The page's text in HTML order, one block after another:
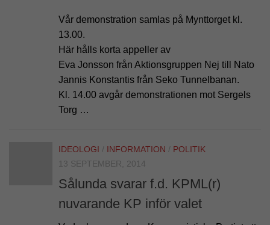
Vår demonstration samlas på Mynttorget kl.
13.00.
Här hålls korta appeller av
Eva Jonsson från Aktionsgruppen Nej till Nato
Jannis Konstantis från Seko Tunnelbanan.
Kl. 14.00 avgår demonstrationen mot Sergels
Torg …
IDEOLOGI / INFORMATION / POLITIK
13 SEPTEMBER, 2014
Sålunda svarar f.d. KPML(r)
nuvarande KP inför valet